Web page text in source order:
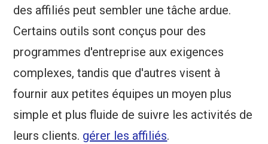
des affiliés peut sembler une tâche ardue.
Certains outils sont conçus pour des
programmes d'entreprise aux exigences
complexes, tandis que d'autres visent à
fournir aux petites équipes un moyen plus
simple et plus fluide de suivre les activités de
leurs clients. gérer les affiliés.